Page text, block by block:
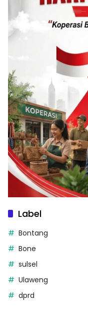
Label
Bontang
Bone
sulsel
Ulaweng
dprd